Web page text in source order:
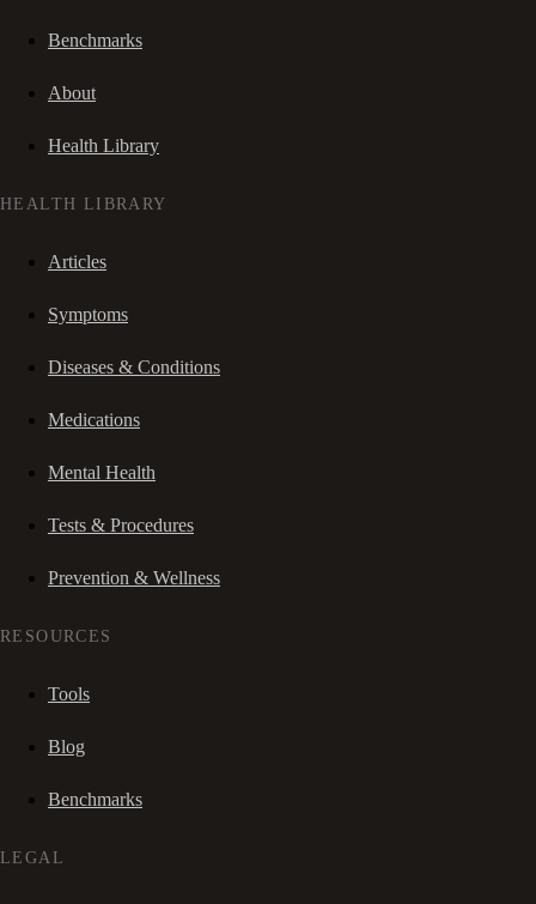
Benchmarks
About
Health Library
HEALTH LIBRARY
Articles
Symptoms
Diseases & Conditions
Medications
Mental Health
Tests & Procedures
Prevention & Wellness
RESOURCES
Tools
Blog
Benchmarks
LEGAL